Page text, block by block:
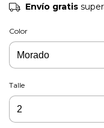
Envío gratis
Color
Talle